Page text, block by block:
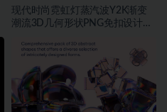
现代时尚霓虹灯蒸汽波Y2K渐变
潮流3D几何形状PNG免扣设计素